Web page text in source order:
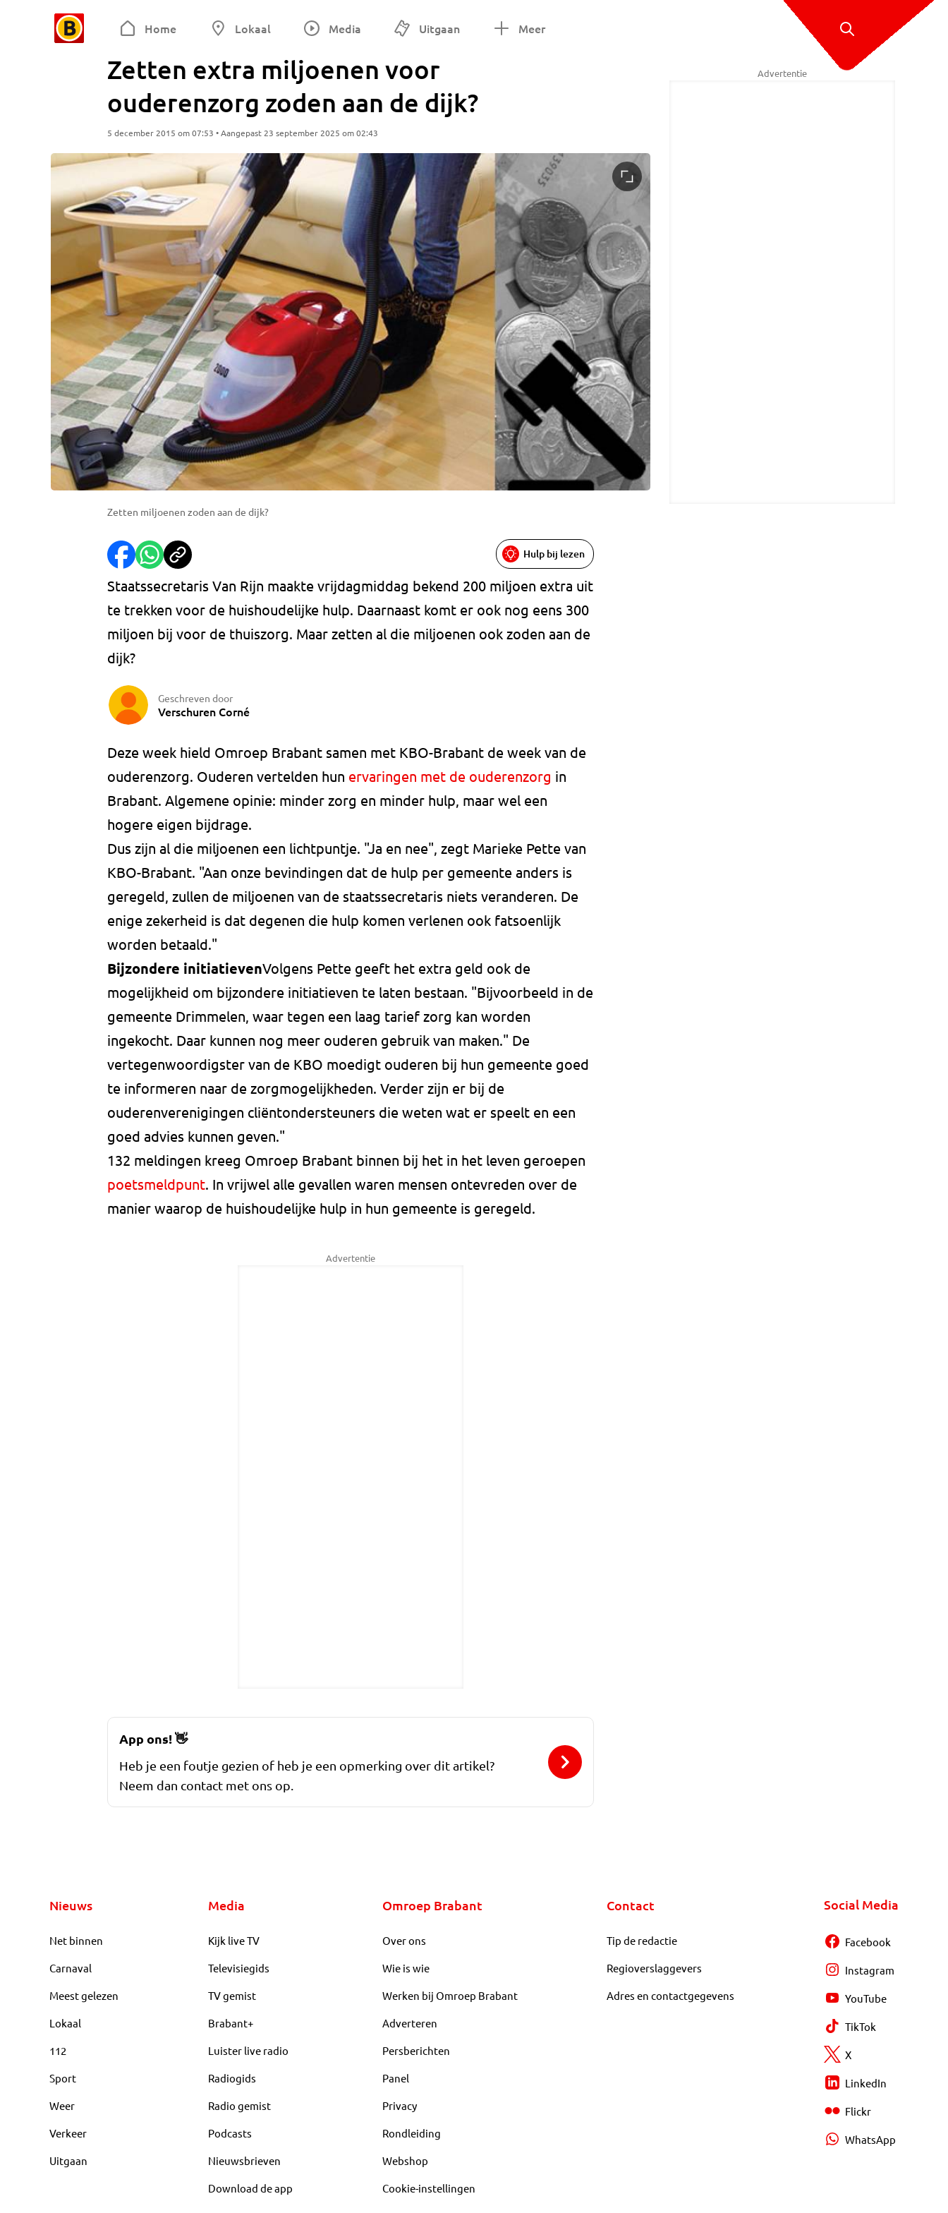
Home Lokaal Media Uitgaan Meer
Zetten extra miljoenen voor
ouderenzorg zoden aan de dijk?
5 december 2015 om 07:53 • Aangepast 23 september 2025 om 02:43
Zetten miljoenen zoden aan de dijk?
Hulp bij lezen
Staatssecretaris Van Rijn maakte vrijdagmiddag bekend 200 miljoen extra uit
te trekken voor de huishoudelijke hulp. Daarnaast komt er ook nog eens 300
miljoen bij voor de thuiszorg. Maar zetten al die miljoenen ook zoden aan de
dijk?
Geschreven door
Verschuren Corné
Deze week hield Omroep Brabant samen met KBO-Brabant de week van de
ouderenzorg. Ouderen vertelden hun ervaringen met de ouderenzorg in
Brabant. Algemene opinie: minder zorg en minder hulp, maar wel een
hogere eigen bijdrage.
Dus zijn al die miljoenen een lichtpuntje. "Ja en nee", zegt Marieke Pette van
KBO-Brabant. "Aan onze bevindingen dat de hulp per gemeente anders is
geregeld, zullen de miljoenen van de staatssecretaris niets veranderen. De
enige zekerheid is dat degenen die hulp komen verlenen ook fatsoenlijk
worden betaald."
Bijzondere initiatievenVolgens Pette geeft het extra geld ook de
mogelijkheid om bijzondere initiatieven te laten bestaan. "Bijvoorbeeld in de
gemeente Drimmelen, waar tegen een laag tarief zorg kan worden
ingekocht. Daar kunnen nog meer ouderen gebruik van maken." De
vertegenwoordigster van de KBO moedigt ouderen bij hun gemeente goed
te informeren naar de zorgmogelijkheden. Verder zijn er bij de
ouderenverenigingen cliëntondersteuners die weten wat er speelt en een
goed advies kunnen geven."
132 meldingen kreeg Omroep Brabant binnen bij het in het leven geroepen
poetsmeldpunt. In vrijwel alle gevallen waren mensen ontevreden over de
manier waarop de huishoudelijke hulp in hun gemeente is geregeld.
Advertentie
Advertentie
App ons!👋
Heb je een foutje gezien of heb je een opmerking over dit artikel?
Neem dan contact met ons op.
Nieuws
Net binnen
Carnaval
Meest gelezen
Lokaal
112
Sport
Weer
Verkeer
Uitgaan
Media
Kijk live TV
Televisiegids
TV gemist
Brabant+
Luister live radio
Radiogids
Radio gemist
Podcasts
Nieuwsbrieven
Download de app
Omroep Brabant
Over ons
Wie is wie
Werken bij Omroep Brabant
Adverteren
Persberichten
Panel
Privacy
Rondleiding
Webshop
Cookie-instellingen
Contact
Tip de redactie
Regioverslaggevers
Adres en contactgegevens
Social Media
Facebook
Instagram
YouTube
TikTok
X
LinkedIn
Flickr
WhatsApp